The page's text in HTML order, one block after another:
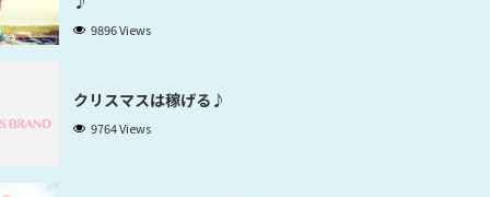
9896 Views
クリスマスは稼げる♪
9764 Views